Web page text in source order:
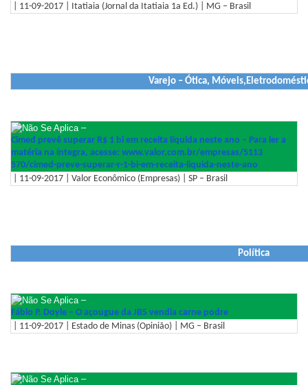
| 11-09-2017 | Itatiaia (Jornal da Itatiaia 1a Ed.) | MG – Brasil
Varejo – Ótica,
–
Cimed prevê superar R$ 1 bi em receita líquida neste ano – Para ler a
matéria na íntegra, acesse: www.valor.com.br/empresas/5113
570/cimed-preve-superar-r-1-bi-em-receita-liquida-neste-ano
| 11-09-2017 | Valor Econômico (Empresas) | SP – Brasil
Política
–
Fábio P. Doyle – O açougue da JBS vendia carne podre
| 11-09-2017 | Estado de Minas (Opinião) | MG – Brasil
–